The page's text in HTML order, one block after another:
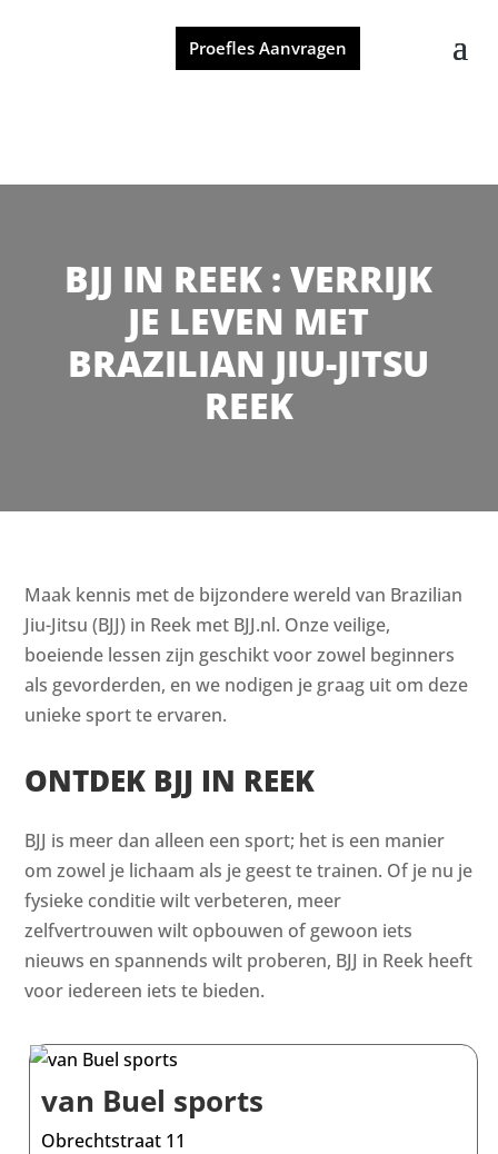
Proefles Aanvragen
BJJ IN REEK : VERRIJK
JE LEVEN MET
BRAZILIAN JIU-JITSU
REEK
Maak kennis met de bijzondere wereld van Brazilian
Jiu-Jitsu (BJJ) in Reek met BJJ.nl. Onze veilige,
boeiende lessen zijn geschikt voor zowel beginners
als gevorderden, en we nodigen je graag uit om deze
unieke sport te ervaren.
ONTDEK BJJ IN REEK
BJJ is meer dan alleen een sport; het is een manier
om zowel je lichaam als je geest te trainen. Of je nu je
fysieke conditie wilt verbeteren, meer
zelfvertrouwen wilt opbouwen of gewoon iets
nieuws en spannends wilt proberen, BJJ in Reek heeft
voor iedereen iets te bieden.
van Buel sports
Obrechtstraat 11